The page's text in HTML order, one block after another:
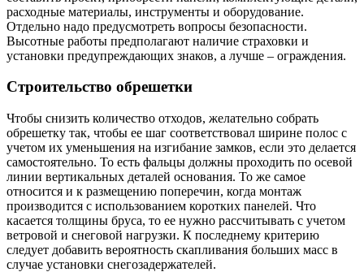
расходные материалы, инструменты и оборудование.
Отдельно надо предусмотреть вопросы безопасности.
Высотные работы предполагают наличие страховки и
установки предупреждающих знаков, а лучше – ограждения.
Строительство обрешетки
Чтобы снизить количество отходов, желательно собрать
обрешетку так, чтобы ее шаг соответствовал ширине полос с
учетом их уменьшения на изгибание замков, если это делается
самостоятельно. То есть фальцы должны проходить по осевой
линии вертикальных деталей основания. То же самое
относится и к размещению поперечин, когда монтаж
производится с использованием коротких панелей. Что
касается толщины бруса, то ее нужно рассчитывать с учетом
ветровой и снеговой нагрузки. К последнему критерию
следует добавить вероятность скапливания больших масс в
случае установки снегозадержателей.